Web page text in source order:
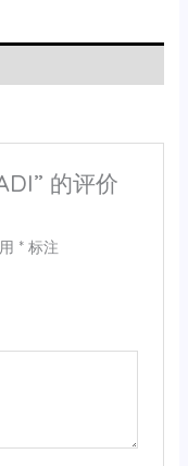
的评价
*标注